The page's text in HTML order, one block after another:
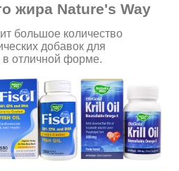
жира Nature's Way
большое количество
добавок для
отличной форме.